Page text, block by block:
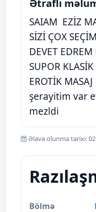
Ətraflı
SAIAM EZİZ
SİZİ ÇOX
DEVET
SUPOR
EROTİK
şerayitim var
mezldi
Əlavə olunma tarixi:
Bölmə